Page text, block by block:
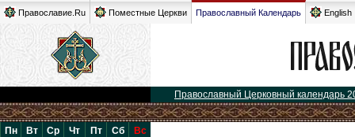
Православие.Ru Поместные Церкви Православный Календарь English
Православный Церковный календарь
Пн Вт Ср Чт Пт Сб
Вс